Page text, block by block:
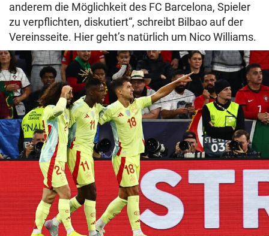
anderem die Möglichkeit des FC Barcelona, Spieler
zu verpflichten, diskutiert“, schreibt Bilbao auf der
Vereinsseite. Hier geht’s natürlich um Nico Williams.